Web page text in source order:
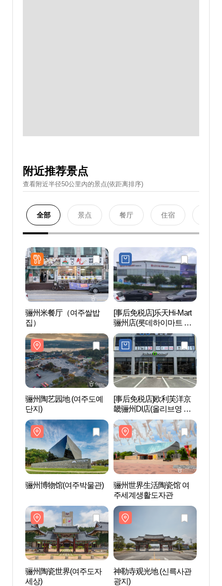
附近推荐景点
查看附近半径50公里內的景点(依距离排序)
全部 景点 餐厅 住宿
骊州米餐厅（여주쌀밥
집）
[事后免税店]乐天Hi-Mart
骊州店(롯데하이마트 여
주점)
骊州陶艺园地 (여주도예
단지)
[事后免税店]欧利芙洋京
畿骊州DI店(올리브영 경
기여주DI점)
骊州博物馆(여주박물관)
骊州世界生活陶瓷馆 여
주세계생활도자관
骊州陶瓷世界(여주도자
세상)
神勒寺观光地 (신륵사관
광지)